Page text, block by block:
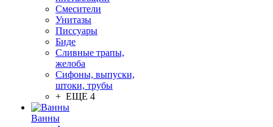
Смесители
Унитазы
Писсуары
Биде
Сливные трапы,
желоба
Сифоны, выпуски,
штоки, трубы
+ ЕЩЕ 4
Ванны